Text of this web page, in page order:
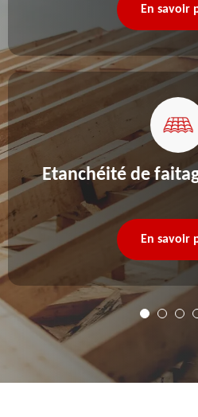
En savoir
Etanchéité de
En savoir